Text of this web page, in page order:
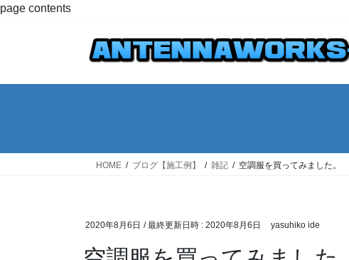
page contentsコ
ナ
HOME ブログ【施工例】 雑記 空調服を買ってみました。
2020年8月6日 / 最終更新日時 : 2020年8月6日 yasuhiko ide